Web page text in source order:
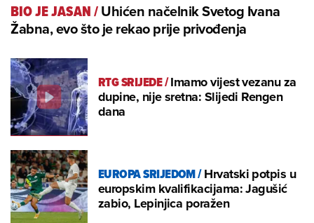
BIO JE JASAN/Uhićen načelnik Svetog Ivana
Žabna, evo što je rekao prije privođenja
RTG SRIJEDE/Imamo vijest vezanu za
dupine, nije sretna: Slijedi Rengen
dana
EUROPA SRIJEDOM/Hrvatski potpis u
europskim kvalifikacijama: Jagušić
zabio, Lepinjica poražen